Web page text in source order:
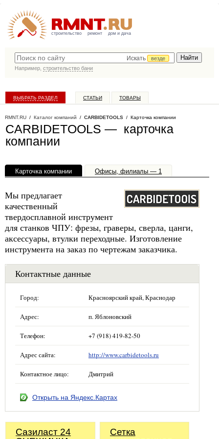
строительство ремонт дом и дача
Искать
везде
Например, строительство бани
ВЫБРАТЬ РАЗДЕЛ СТАТЬИ ТОВАРЫ
RMNT.RU / Каталог компаний / CARBIDETOOLS / Карточка компании
CARBIDETOOLS — карточка
компании
Карточка компании Офисы, филиалы — 1
Мы предлагает
качественный
твердосплавной инструмент
для станков ЧПУ: фрезы, граверы, сверла, цанги,
аксессуары, втулки переходные. Изготовление
инструмента на заказ по чертежам заказчика.
Контактные данные
Город: Красноярский край, Краснодар
Адрес: п. Яблоновский
Телефон: +7 (918) 419-82-50
Адрес сайта: http://www.carbidetools.ru
Контактное лицо: Дмитрий
Открыть на Яндекс.Картах
Сазиласт 24
Сетка